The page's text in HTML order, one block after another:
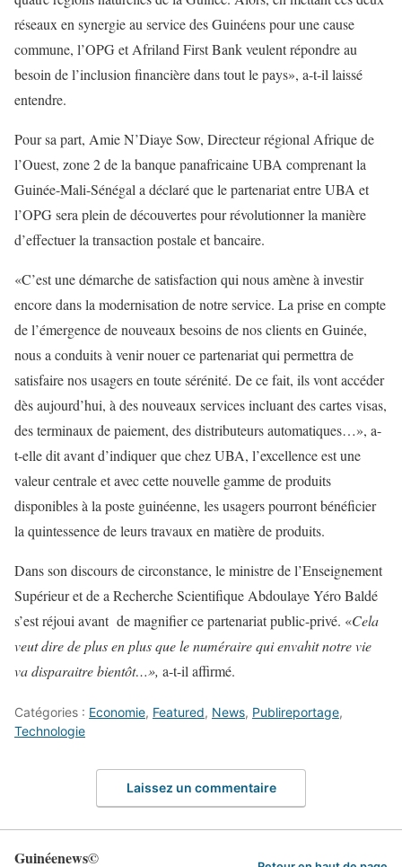
réseaux en synergie au service des Guinéens pour une cause
commune, l’OPG et Afriland First Bank veulent répondre au
besoin de l’inclusion financière dans tout le pays», a-t-il laissé
entendre.
Pour sa part, Amie N’Diaye Sow, Directeur régional Afrique de
l’Ouest, zone 2 de la banque panafricaine UBA comprenant la
Guinée-Mali-Sénégal a déclaré que le partenariat entre UBA et
l’OPG sera plein de découvertes pour révolutionner la manière
d’effectuer la transaction postale et bancaire.
«C’est une démarche de satisfaction qui nous amène à investir
encore dans la modernisation de notre service. La prise en compte
de l’émergence de nouveaux besoins de nos clients en Guinée,
nous a conduits à venir nouer ce partenariat qui permettra de
satisfaire nos usagers en toute sérénité. De ce fait, ils vont accéder
dès aujourd’hui, à des nouveaux services incluant des cartes visas,
des terminaux de paiement, des distributeurs automatiques…», a-
t-elle dit avant d’indiquer que chez UBA, l’excellence est une
valeur centrale et avec cette nouvelle gamme de produits
disponibles à la poste guinéenne, les usagers pourront bénéficier
la quintessence de leurs travaux en matière de produits.
Dans son discours de circonstance, le ministre de l’Enseignement
Supérieur et de a Recherche Scientifique Abdoulaye Yéro Baldé
s’est réjoui avant de magnifier ce partenariat public-privé. «Cela
veut dire de plus en plus que le numéraire qui envahit notre vie
va disparaitre bientôt…», a-t-il affirmé.
Catégories : Economie, Featured, News, Publireportage,
Technologie
Laissez un commentaire
Guinéenews©